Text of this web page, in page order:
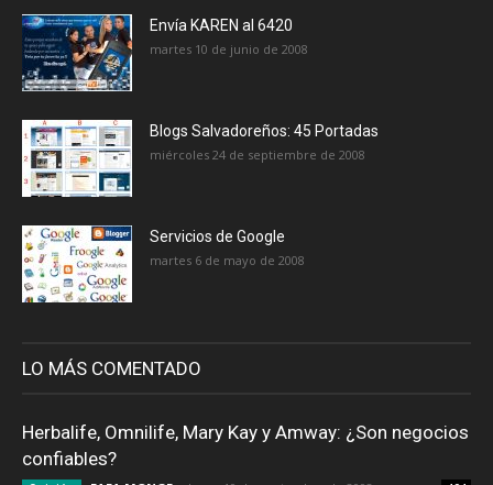
Envía KAREN al 6420
martes 10 de junio de 2008
Blogs Salvadoreños: 45 Portadas
miércoles 24 de septiembre de 2008
Servicios de Google
martes 6 de mayo de 2008
LO MÁS COMENTADO
Herbalife, Omnilife, Mary Kay y Amway: ¿Son negocios
confiables?